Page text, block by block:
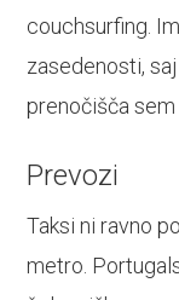
couchsurfing.
zasedenosti,
prenočišča sem
Prevozi
Taksi ni ravno
metro.